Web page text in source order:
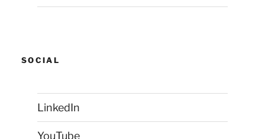
SOCIAL
LinkedIn
YouTube